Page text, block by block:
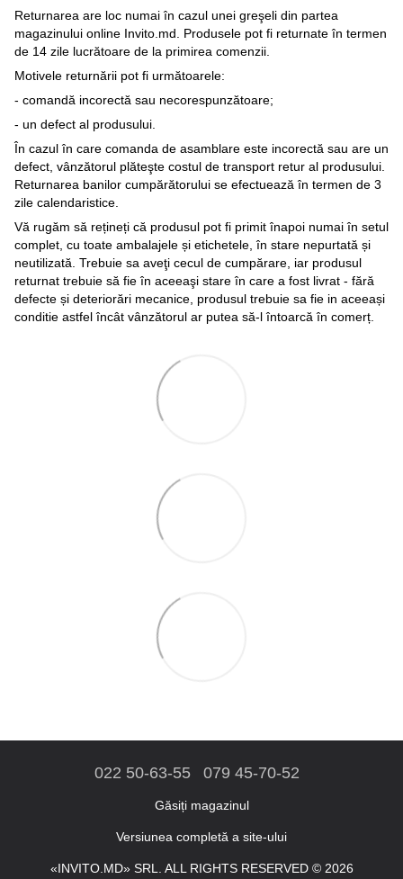
Returnarea are loc numai în cazul unei greşeli din partea
magazinului online Invito.md. Produsele pot fi returnate în termen
de 14 zile lucrătoare de la primirea comenzii.
Motivele returnării pot fi următoarele:
- comandă incorectă sau necorespunzătoare;
- un defect al produsului.
În cazul în care comanda de asamblare este incorectă sau are un
defect, vânzătorul plăteşte costul de transport retur al produsului.
Returnarea banilor cumpărătorului se efectuează în termen de 3
zile calendaristice.
Vă rugăm să rețineți că produsul pot fi primit înapoi numai în setul
complet, cu toate ambalajele și etichetele, în stare nepurtată și
neutilizată. Trebuie sa aveţi cecul de cumpărare, iar produsul
returnat trebuie să fie în aceeaşi stare în care a fost livrat - fără
defecte și deteriorări mecanice, produsul trebuie sa fie in aceeași
conditie astfel încât vânzătorul ar putea să-l întoarcă în comerț.
022 50-63-55 079 45-70-52
Găsiți magazinul
Versiunea completă a site-ului
«INVITO.MD» SRL. ALL RIGHTS RESERVED © 2026